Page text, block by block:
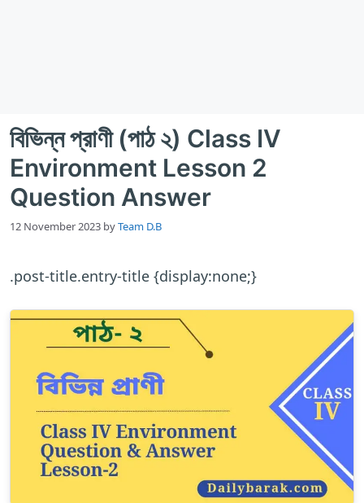
বিভিন্ন প্রাণী (পাঠ ২) Class IV
Environment Lesson 2
Question Answer
12 November 2023 byTeam D.B
.post-title.entry-title {display:none;}